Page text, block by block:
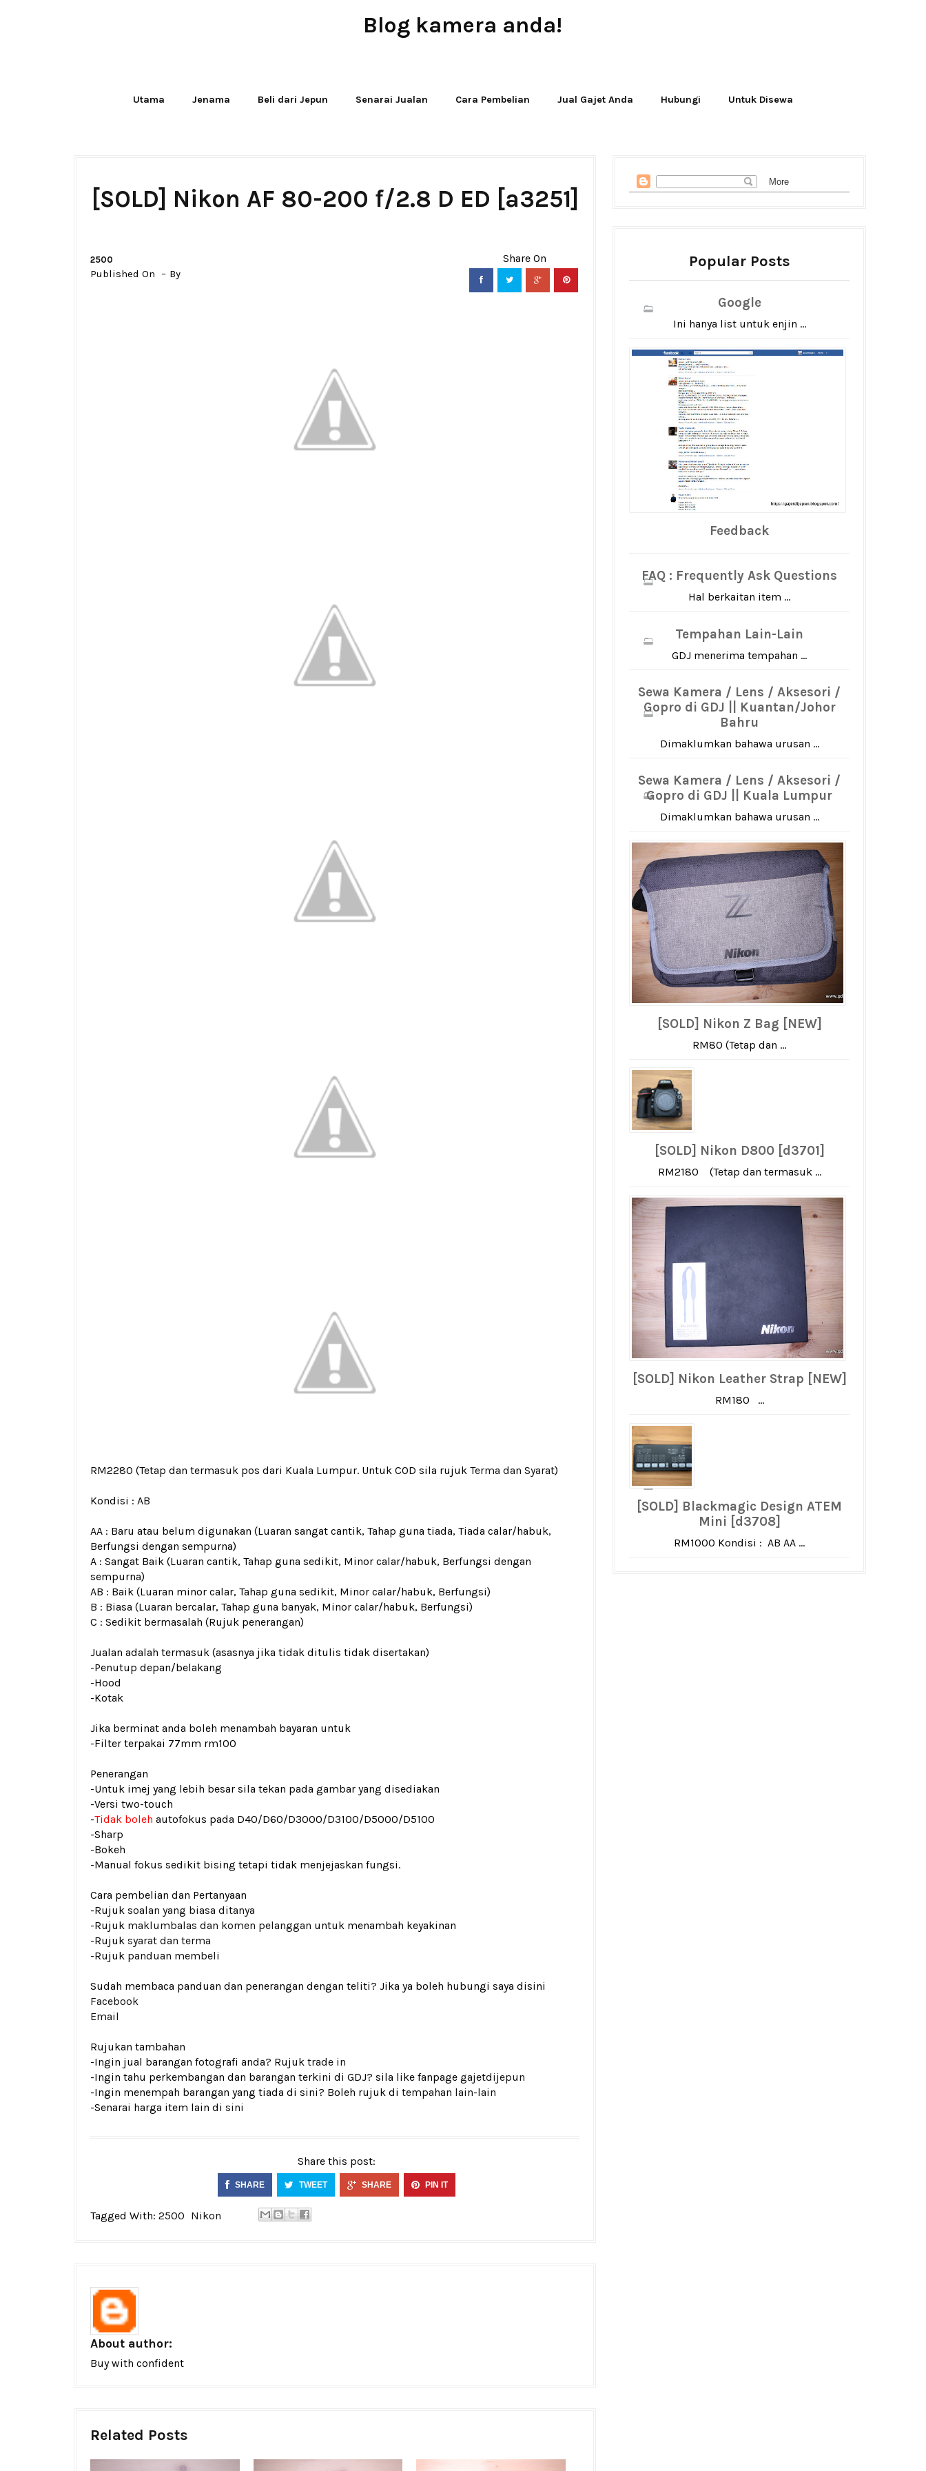
Blog kamera anda!
Utama Jenama Beli dari Jepun Senarai Jualan Cara Pembelian Jual Gajet Anda Hubungi Untuk Disewa
[SOLD] Nikon AF 80-200 f/2.8 D ED [a3251]
2500
Published On By
RM2280 (Tetap dan termasuk pos dari Kuala Lumpur. Untuk COD sila rujuk Terma dan Syarat)
Kondisi : AB
AA : Baru atau belum digunakan (Luaran sangat cantik, Tahap guna tiada, Tiada calar/habuk,
Berfungsi dengan sempurna)
A : Sangat Baik (Luaran cantik, Tahap guna sedikit, Minor calar/habuk, Berfungsi dengan
sempurna)
AB : Baik (Luaran minor calar, Tahap guna sedikit, Minor calar/habuk, Berfungsi)
B : Biasa (Luaran bercalar, Tahap guna banyak, Minor calar/habuk, Berfungsi)
C : Sedikit bermasalah (Rujuk penerangan)
Jualan adalah termasuk (asasnya jika tidak ditulis tidak disertakan)
-Penutup depan/belakang
-Hood
-Kotak
Jika berminat anda boleh menambah bayaran untuk
-Filter terpakai 77mm rm100
Penerangan
-Untuk imej yang lebih besar sila tekan pada gambar yang disediakan
-Versi two-touch
-Tidak boleh autofokus pada D40/D60/D3000/D3100/D5000/D5100
-Sharp
-Bokeh
-Manual fokus sedikit bising tetapi tidak menjejaskan fungsi.
Cara pembelian dan Pertanyaan
-Rujuk soalan yang biasa ditanya
-Rujuk maklumbalas dan komen pelanggan untuk menambah keyakinan
-Rujuk syarat dan terma
-Rujuk panduan membeli
Sudah membaca panduan dan penerangan dengan teliti? Jika ya boleh hubungi saya disini
Facebook
Email
Rujukan tambahan
-Ingin jual barangan fotografi anda? Rujuk trade in
-Ingin tahu perkembangan dan barangan terkini di GDJ? sila like fanpage gajetdijepun
-Ingin menempah barangan yang tiada di sini? Boleh rujuk di tempahan lain-lain
-Senarai harga item lain di sini
Share this post:
SHARE TWEET SHARE PIN IT
Tagged With: 2500 Nikon
About author:
Buy with confident
Related Posts
Popular Posts
Google
Ini hanya list untuk enjin ...
Feedback
FAQ : Frequently Ask Questions
Hal berkaitan item ...
Tempahan Lain-Lain
GDJ menerima tempahan ...
Sewa Kamera / Lens / Aksesori /
Gopro di GDJ || Kuantan/Johor
Bahru
Dimaklumkan bahawa urusan ...
Sewa Kamera / Lens / Aksesori /
Gopro di GDJ || Kuala Lumpur
Dimaklumkan bahawa urusan ...
[SOLD] Nikon Z Bag [NEW]
RM80 (Tetap dan ...
[SOLD] Nikon D800 [d3701]
RM2180 (Tetap dan termasuk ...
[SOLD] Nikon Leather Strap [NEW]
RM180 ...
[SOLD] Blackmagic Design ATEM
Mini [d3708]
RM1000 Kondisi : AB AA ...